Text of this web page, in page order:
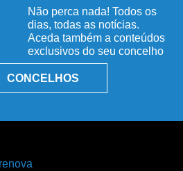
Não perca nada! Todos os
dias, todas as notícias.
Aceda também a conteúdos
exclusivos do seu concelho
CONCELHOS